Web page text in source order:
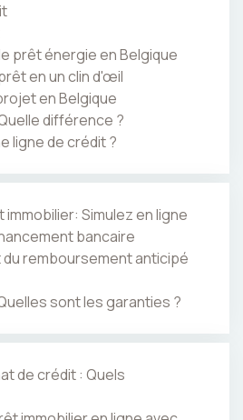
prêt énergie en Belgique
en un clin d'œil
en Belgique
différence ?
ligne de crédit ?
Simulez en ligne
bancaire
du remboursement anticipé
sont les garanties ?
de crédit : Quels